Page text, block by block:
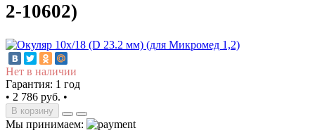
2-10602)
Нет в наличии
Гарантия: 1 год
• 2 786 руб. •
В корзину
Мы принимаем: